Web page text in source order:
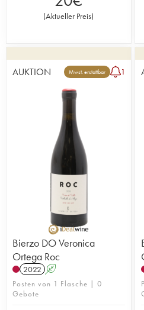
(Aktueller Preis)
AUKTION Mwst. erstattbar 1
Bierzo DO Veronica
Ortega Roc
2022 A
Posten von 1 Flasche | 0
Gebote